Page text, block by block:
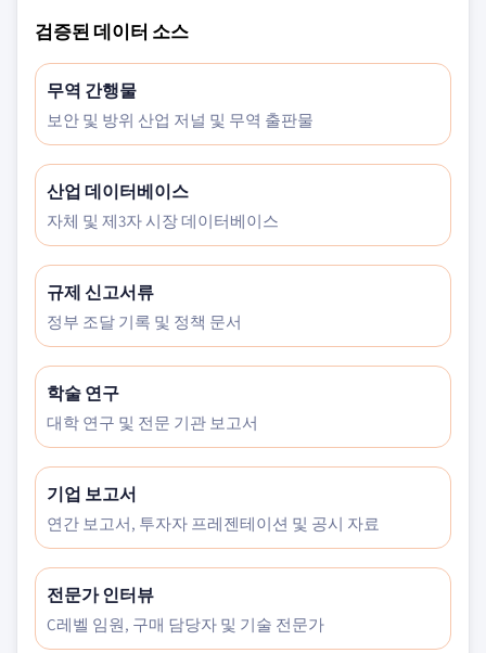
검증된 데이터 소스
무역 간행물
보안 및 방위 산업 저널 및 무역 출판물
산업 데이터베이스
자체 및 제3자 시장 데이터베이스
규제 신고서류
정부 조달 기록 및 정책 문서
학술 연구
대학 연구 및 전문 기관 보고서
기업 보고서
연간 보고서, 투자자 프레젠테이션 및 공시 자료
전문가 인터뷰
C레벨 임원, 구매 담당자 및 기술 전문가